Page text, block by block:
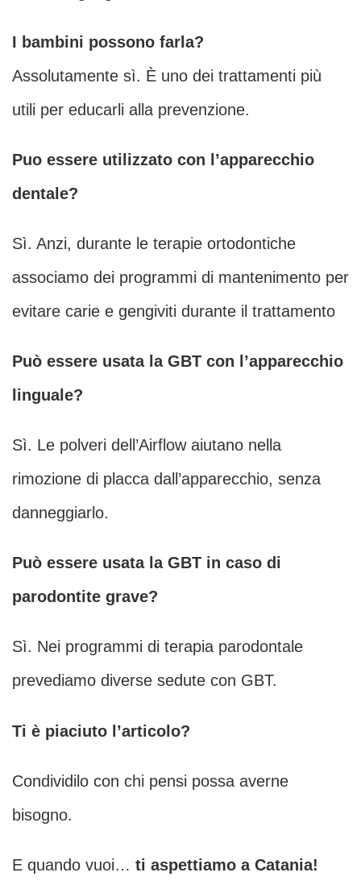
I bambini possono farla?
Assolutamente sì. È uno dei trattamenti più
utili per educarli alla prevenzione.
Puo essere utilizzato con l’apparecchio
dentale?
Sì. Anzi, durante le terapie ortodontiche
associamo dei programmi di mantenimento per
evitare carie e gengiviti durante il trattamento
Può essere usata la GBT con l’apparecchio
linguale?
Sì. Le polveri dell’Airflow aiutano nella
rimozione di placca dall’apparecchio, senza
danneggiarlo.
Può essere usata la GBT in caso di
parodontite grave?
Sì. Nei programmi di terapia parodontale
prevediamo diverse sedute con GBT.
Ti è piaciuto l’articolo?
Condividilo con chi pensi possa averne
bisogno.
E quando vuoi… ti aspettiamo a Catania!